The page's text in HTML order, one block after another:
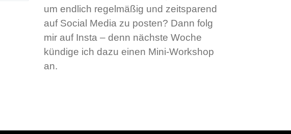
um endlich regelmäßig und zeitsparend
auf Social Media zu posten? Dann folg
mir auf Insta – denn nächste Woche
kündige ich dazu einen Mini-Workshop
an.